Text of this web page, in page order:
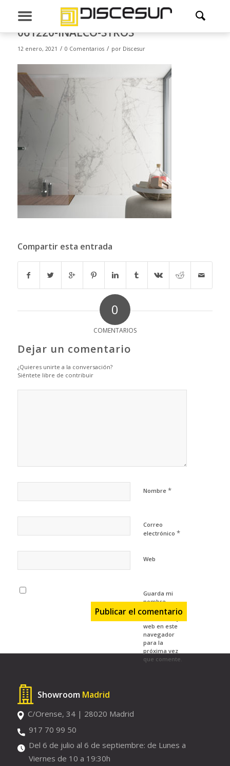
061220-INALCO-SYROS
12 enero, 2021 / 0 Comentarios / por Discesur
Compartir esta entrada
0
COMENTARIOS
Dejar un comentario
¿Quieres unirte a la conversación?
Siéntete libre de contribuir
Nombre *
Correo
electrónico *
Web
Guarda mi
nombre,
correo
web en este
navegador
para la
próxima vez
que comente.
Showroom Madrid
C/Orense, 34 | 28020 Madrid
917 70 99 50
Del 6 de julio al 6 de septiembre: de Lunes a
Viernes de 10 a 19:30h